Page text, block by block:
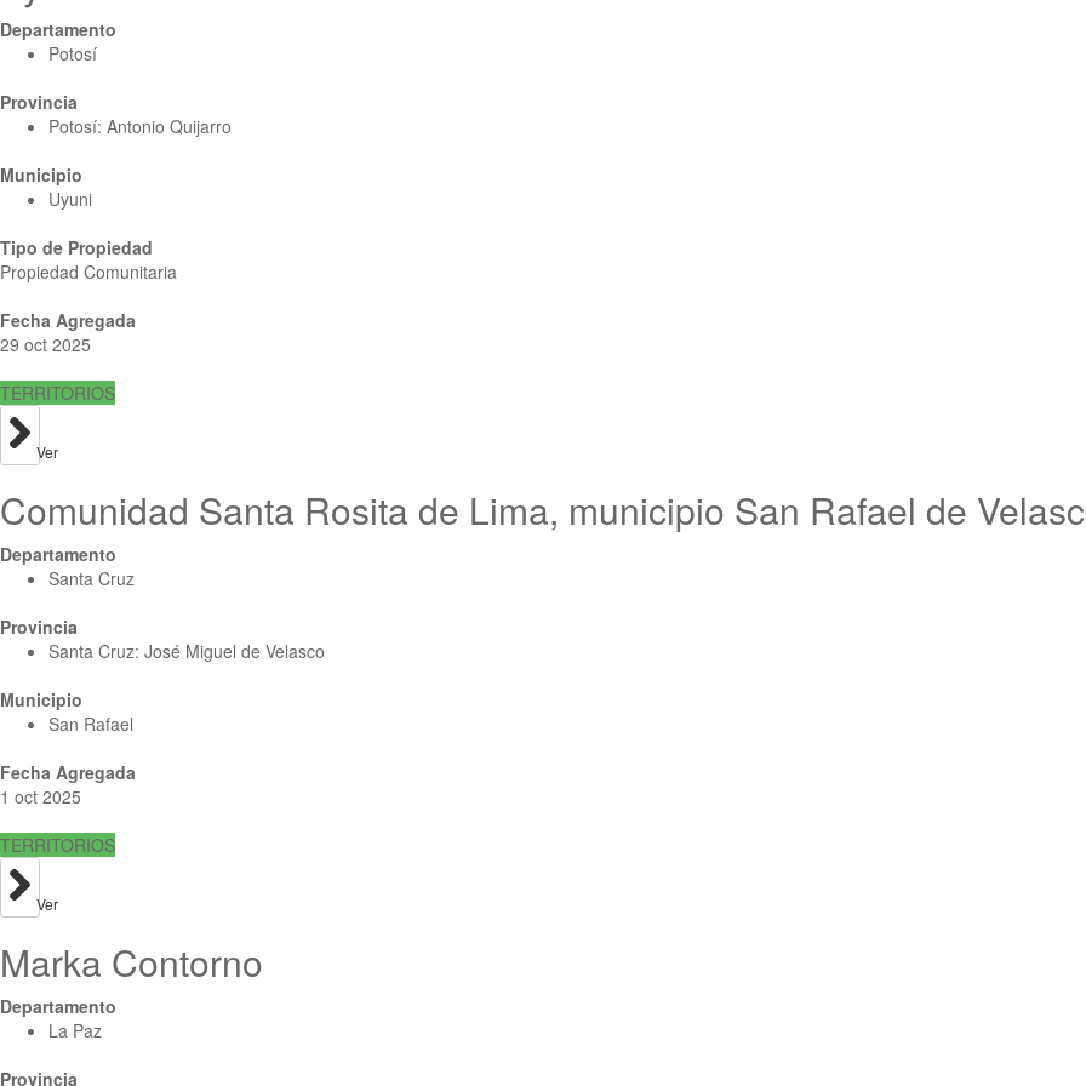
Departamento
Potosí
Provincia
Potosí: Antonio Quijarro
Municipio
Uyuni
Tipo de Propiedad
Propiedad Comunitaria
Fecha Agregada
29 oct 2025
TERRITORIOS
Ver
Comunidad Santa Rosita de Lima, municipio San Rafael de
Departamento
Santa Cruz
Provincia
Santa Cruz: José Miguel de Velasco
Municipio
San Rafael
Fecha Agregada
1 oct 2025
TERRITORIOS
Ver
Marka Contorno
Departamento
La Paz
Provincia